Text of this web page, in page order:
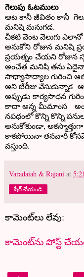
గెలుపు ఓటములు
ఆట కానీ జీవితం కానీ
మనిషి మనుగడ.
చీకటి వెంట వెలుగు
అనుకోని రోజున మనిషి
ప్రయత్నం చేయని రోజున
అంచేత మనిషి తను ఏదైనా
సాధ్యాసాద్యాల గురించి
అని బేరీజు వేసుకున్నాక
అప్పుడు కార్యసాధన
కాదా అన్న మీమాంస
నపధంలో కొన్ని కొన్ని
అనుకోకుండా,
కాకపోయినా తనవారి
వస్తుంది.
Varadaiah & Rajani at
షేర్ చేయండి
కామెంట్‌లు లేవు:
కామెంట్‌ను పోస్ట్